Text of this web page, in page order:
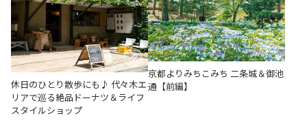
休日のひとり散歩にも♪ 代々木エ
リアで巡る絶品ドーナツ＆ライフ
スタイルショップ
京都よりみちこみち 二条城＆御池
通【前編】